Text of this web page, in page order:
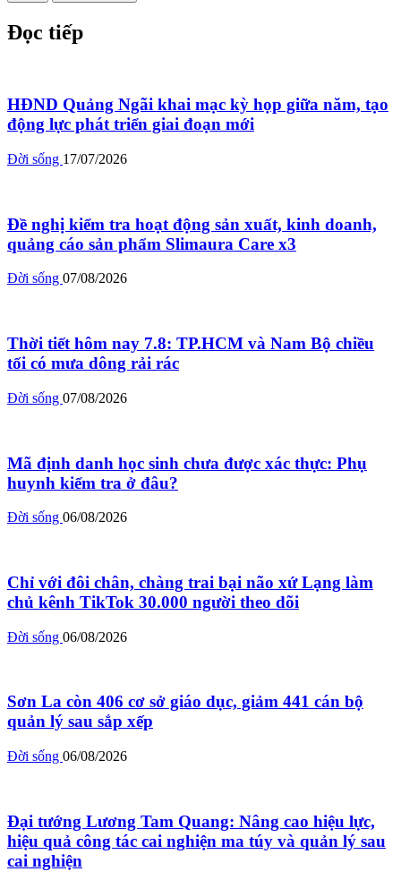
Đọc tiếp
HĐND Quảng Ngãi khai mạc kỳ họp giữa năm, tạo
động lực phát triển giai đoạn mới
Đời sống 17/07/2026
Đề nghị kiểm tra hoạt động sản xuất, kinh doanh,
quảng cáo sản phẩm Slimaura Care x3
Đời sống 07/08/2026
Thời tiết hôm nay 7.8: TP.HCM và Nam Bộ chiều
tối có mưa dông rải rác
Đời sống 07/08/2026
Mã định danh học sinh chưa được xác thực: Phụ
huynh kiểm tra ở đâu?
Đời sống 06/08/2026
Chỉ với đôi chân, chàng trai bại não xứ Lạng làm
chủ kênh TikTok 30.000 người theo dõi
Đời sống 06/08/2026
Sơn La còn 406 cơ sở giáo dục, giảm 441 cán bộ
quản lý sau sắp xếp
Đời sống 06/08/2026
Đại tướng Lương Tam Quang: Nâng cao hiệu lực,
hiệu quả công tác cai nghiện ma túy và quản lý sau
cai nghiện